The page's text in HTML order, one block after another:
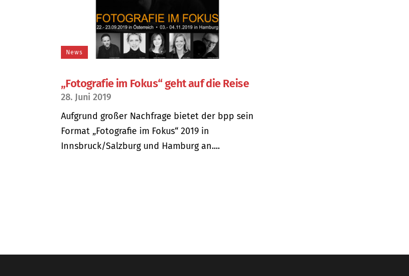
News
„Fotografie im Fokus“ geht auf die Reise
28. Juni 2019
Aufgrund großer Nachfrage bietet der bpp sein
Format „Fotografie im Fokus“ 2019 in
Innsbruck/Salzburg und Hamburg an....